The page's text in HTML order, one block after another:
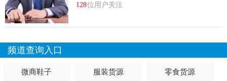
128位用户关注
频道查询入口
微商鞋子 服装货源 零食货源